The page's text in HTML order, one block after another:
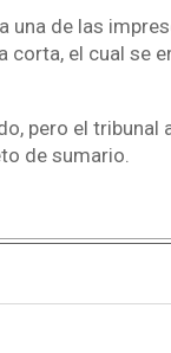
una de las
el cual se
pero el tribunal
de sumario.